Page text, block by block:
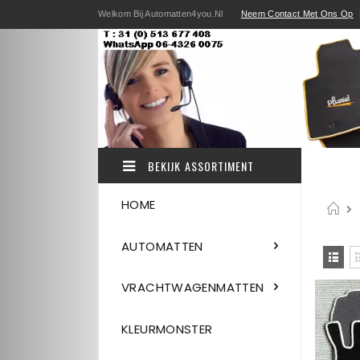
Ga
direct
door
naar
de
inhoud
Welkom Bij Automatten4you.nl Neem Contact Met Ons Op
BEKIJK ASSORTIMENT
HOME
AUTOMATTEN
VRACHTWAGENMATTEN
KLEURMONSTER
als
Lijst